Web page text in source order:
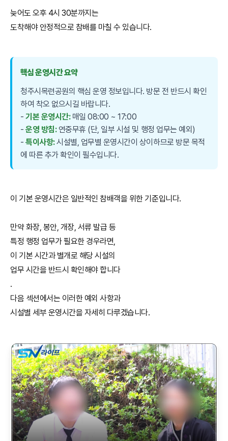
늦어도 오후 4시 30분까지는
도착해야 안정적으로 참배를 마칠 수 있습니다.
핵심 운영시간 요약
청주시목련공원의 핵심 운영 정보입니다. 방문 전 반드시 확인
하여 착오 없으시길 바랍니다.
-기본 운영시간:매일 08:00 ~ 17:00
-운영 방침:연중무휴 (단, 일부 시설 및 행정 업무는 예외)
-특이사항:시설별, 업무별 운영시간이 상이하므로 방문 목적
에 따른 추가 확인이 필수입니다.
이 기본 운영시간은 일반적인 참배객을 위한 기준입니다.
만약 화장, 봉안, 개장, 서류 발급 등
특정 행정 업무가 필요한 경우라면,
이 기본 시간과 별개로 해당 시설의
업무 시간을 반드시 확인해야 합니다
.
다음 섹션에서는 이러한 예외 사항과
시설별 세부 운영시간을 자세히 다루겠습니다.